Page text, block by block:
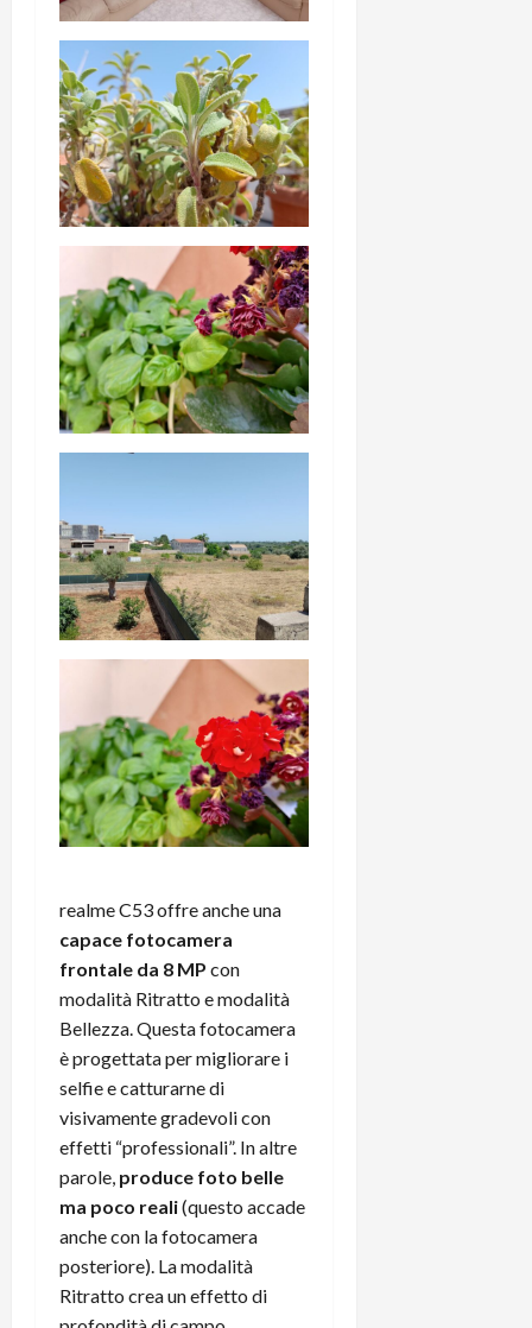
realme C53 offre anche una
capace fotocamera
frontale da 8 MP con
modalità Ritratto e modalità
Bellezza. Questa fotocamera
è progettata per migliorare i
selfie e catturarne di
visivamente gradevoli con
effetti “professionali”. In altre
parole, produce foto belle
ma poco reali(questo accade
anche con la fotocamera
posteriore). La modalità
Ritratto crea un effetto di